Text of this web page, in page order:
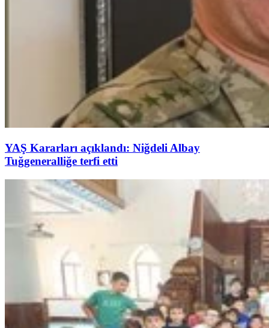
YAŞ Kararları açıklandı: Niğdeli Albay
Tuğgeneralliğe terfi etti